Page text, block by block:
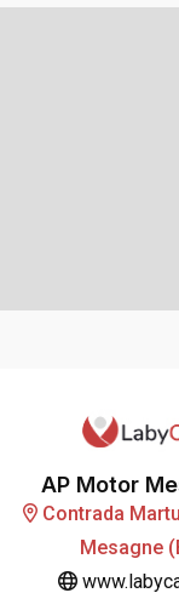
AP Motor
Contrada
Mesagne